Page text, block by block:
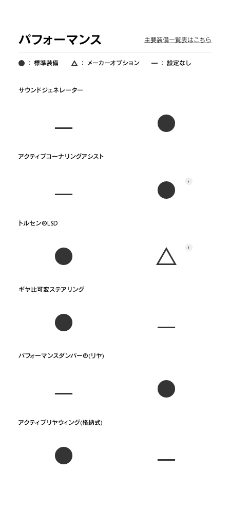
パフォーマンス 主要装備一覧表はこちら
： 標準装備 ： メーカーオプション ： 設定なし
サウンドジェネレーター
アクティブコーナリングアシスト
トルセン®LSD
ギヤ比可変ステアリング
パフォーマンスダンパー®(リヤ)
アクティブリヤウィング(格納式)